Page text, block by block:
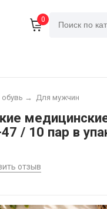
0
→ Для мужчин
/ 10 пар в
отзыв